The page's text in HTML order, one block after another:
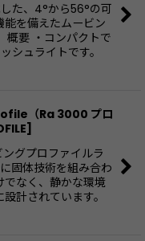
た、4°から56°の可
を備えたムービン
概要 ・コンパクトで
シュライトです。
（Ra 3000 プロ
]
グプロファイルラ
固体技術を組み合わ
でなく、静かな環境
計されています。